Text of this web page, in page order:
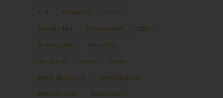
RON SALOBREÑA SALSAS
SAN VALENTÍN SEMANA SANTA SETAS
SHOWCOOKING SIN GLUTEN
SIN LACTOSA TARTA TARTAS
TARTAS DE CHUCHES TARTAS DE QUESO
TARTAS SALADAS THERMOMIX